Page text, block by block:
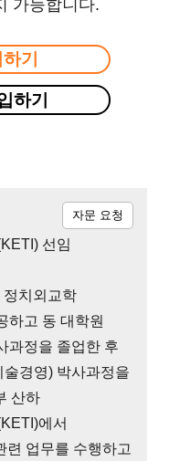
가능합니다.
기
하기
선임
정치외교학
하고 동 대학원
과정을 졸업한 후
경영) 박사과정을
산하
에서
련 업무를 수행하고
자문 요청